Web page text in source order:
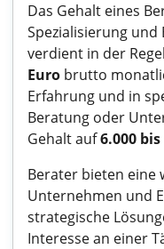
Das Gehalt eines
Spezialisierung
verdient in der
Euro brutto
Erfahrung und in
Beratung oder
Gehalt auf6.000
Berater bieten
Unternehmen und
strategische
Interesse an einer